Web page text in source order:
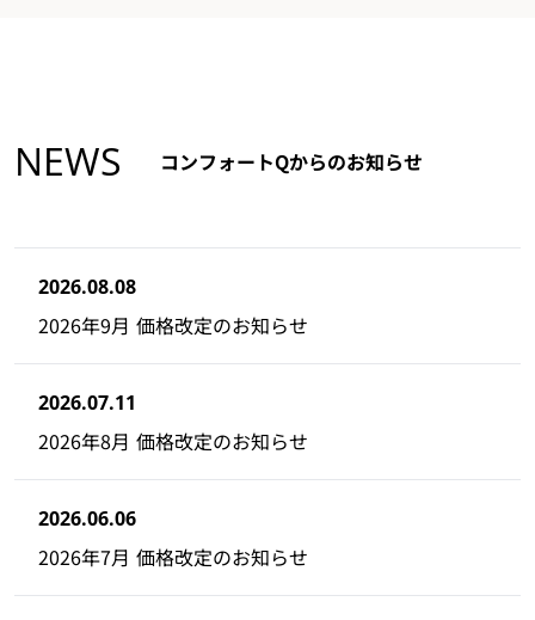
NEWS コンフォートQからのお知らせ
2026.08.08
2026年9月 価格改定のお知らせ
2026.07.11
2026年8月 価格改定のお知らせ
2026.06.06
2026年7月 価格改定のお知らせ